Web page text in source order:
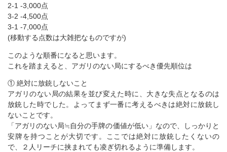
2-1 -3,000点
3-2 -4,500点
3-1 -7,000点
(移動する点数は大雑把なものですが)
このような順番になると思います。
これを踏まえると、アガリのない局にするべき優先順位は
① 絶対に放銃しないこと
アガリのない局の結果を並び変えた時に、大きな失点となるのは
放銃した時でした。よってまず一番に考えるべきは絶対に放銃し
ないことです。
「アガリのない局≒自分の手牌の価値が低い」なので、しっかりと
安牌を持つことが大切です。ここでは絶対に放銃したくないの
で、２人リーチに挟まれても凌ぎ切れるように準備します。